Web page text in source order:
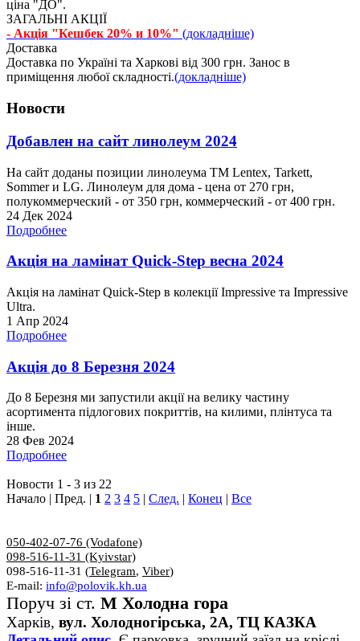
ціна "ДО".
ЗАГАЛЬНІ АКЦІЇ
- Акція "Кешбек 20% и 10%" (докладніше)
Доставка
Доставка по Україні та Харкові від 300 грн. Занос в
приміщення любої складності.(докладніше)
Новости
Добавлен на сайт линолеум 2024
На сайт доданы позиции линолеума ТМ Lentex, Tarkett,
Sommer и LG. Линолеум для дома - цена от 270 грн,
полукоммерческий - от 350 грн, коммерческий - от 400 грн.
24 Дек 2024
Подробнее
Акція на ламінат Quick-Step весна 2024
Акція на ламінат Quick-Step в колекції Impressive та Impressive
Ultra.
1 Апр 2024
Подробнее
Акція до 8 Березня 2024
До 8 Березня ми запустили акції на велику частину
асортимента підлогових покриттів, на килими, плінтуса та
інше.
28 Фев 2024
Подробнее
Новости 1 - 3 из 22
Начало | Пред. | 1 2 3 4 5 | След. | Конец | Все
050-402-07-76 (Vodafone)
098-516-11-31 (Kyivstar)
098-516-11-31 (Telegram, Viber)
E-mail: info@polovik.kh.ua
Поруч зі ст. М Холодна гора
Харків, вул. Холодногірська, 2А, ТЦ КАЗКА